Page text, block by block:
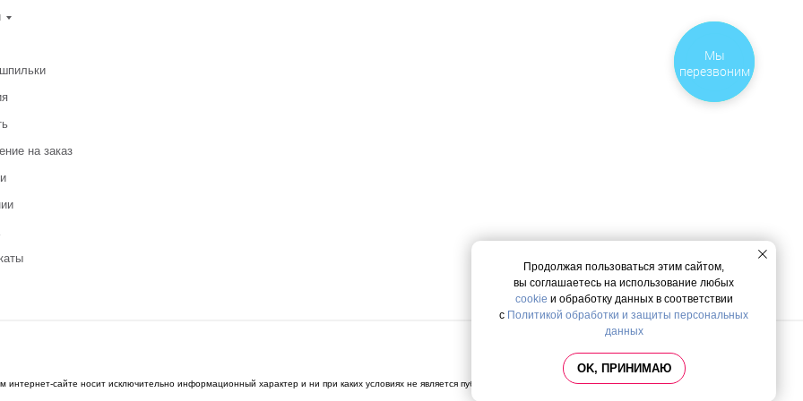
на заказ
Политика конфиденциальности
сайте носит исключительно информационный характер и ни при каких условиях не является публичной офертой, определяемой
Продолжая пользоваться этим сайтом,
вы соглашаетесь на использование любых
cookie и обработку данных в соответствии
с Политикой обработки и защиты персональных
данных
OK, ПРИНИМАЮ
Мы
Закажите
звонок